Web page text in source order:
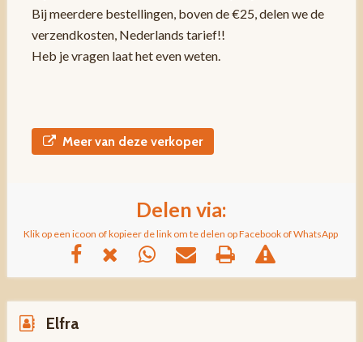
Bij meerdere bestellingen, boven de €25, delen we de
verzendkosten, Nederlands tarief!!
Heb je vragen laat het even weten.
Meer van deze verkoper
Delen via:
Klik op een icoon of kopieer de link om te delen op Facebook of WhatsApp
Elfra